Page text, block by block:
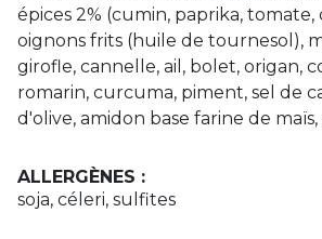
épices 2% (cumin, paprika,
oignons frits (huile de tournesol),
girofle, cannelle, ail, bolet, origan,
romarin, curcuma, piment, sel de
d'olive, amidon base farine de maïs,
ALLERGÈNES :
soja, céleri, sulfites